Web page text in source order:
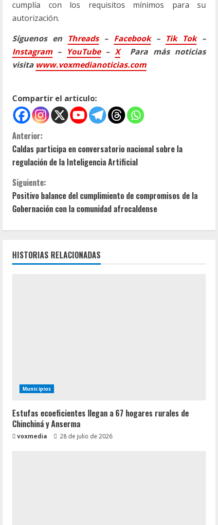
cumplía con los requisitos mínimos para su
autorización.
Síguenos en Threads– Facebook– Tik Tok–
Instagram – YouTube– XPara más noticias
visita www.voxmedianoticias.com
Compartir el articulo:
S
i
g
u
e
Anterior:
Caldas participa en conversatorio nacional sobre la
regulación de la Inteligencia Artificial
Siguiente:
Positivo balance del cumplimiento de compromisos de la
Gobernación con la comunidad afrocaldense
HISTORIAS RELACIONADAS
Municipios
Estufas ecoeficientes llegan a 67 hogares rurales de
Chinchiná y Anserma
voxmedia 28 de julio de 2026